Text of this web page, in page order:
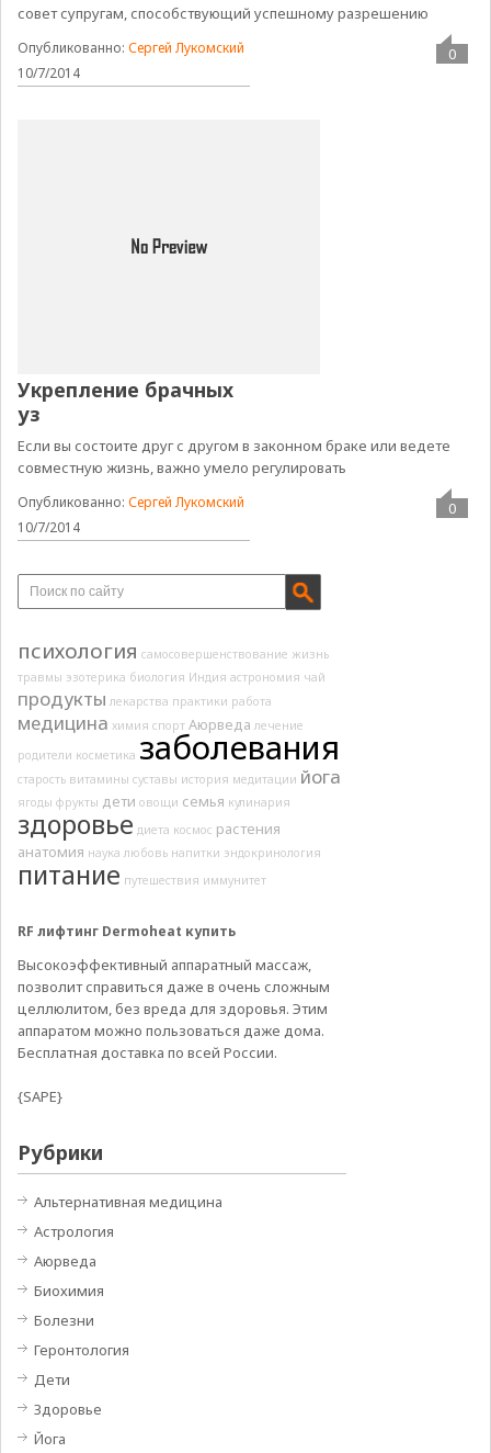
совет супругам, способствующий успешному разрешению
Опубликованно:Сергей Лукомский
10/7/2014
0
Укрепление брачных
уз
Если вы состоите друг с другом в законном браке или ведете
совместную жизнь, важно умело регулировать
Опубликованно:Сергей Лукомский
10/7/2014
0
психология самосовершенствование жизнь
травмы эзотерика биология Индия астрономия чай
продукты лекарства практики работа
медицина химия спорт Аюрведа лечение
родители косметика заболевания
старость витамины суставы история медитации йога
ягоды фрукты дети овощи семья кулинария
здоровье диета космос растения
анатомия наука любовь напитки эндокринология
питание путешествия иммунитет
RF лифтинг Dermoheat купить
Высокоэффективный аппаратный массаж,
позволит справиться даже в очень сложным
целлюлитом, без вреда для здоровья. Этим
аппаратом можно пользоваться даже дома.
Бесплатная доставка по всей России.
{SAPE}
Рубрики
Альтернативная медицина
Астрология
Аюрведа
Биохимия
Болезни
Геронтология
Дети
Здоровье
Йога